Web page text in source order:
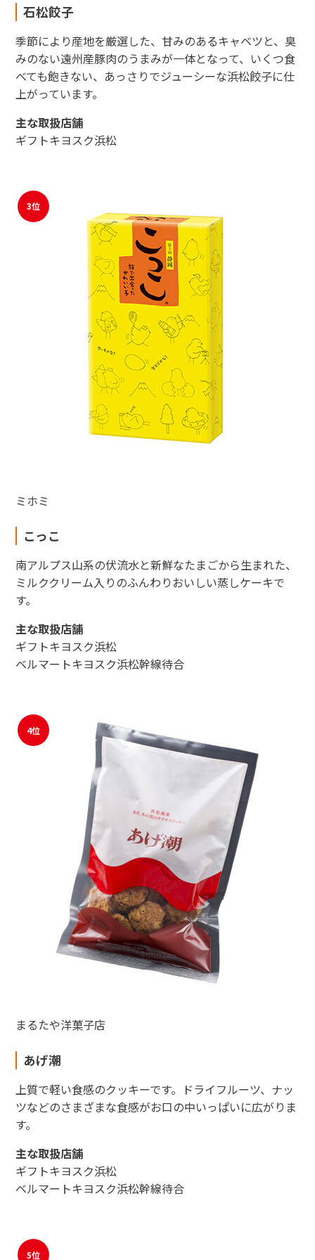
石松餃子
季節により産地を厳選した、甘みのあるキャベツと、臭
みのない遠州産豚肉のうまみが一体となって、いくつ食
べても飽きない、あっさりでジューシーな浜松餃子に仕
上がっています。
主な取扱店舗
ギフトキヨスク浜松
3位
ミホミ
こっこ
南アルプス山系の伏流水と新鮮なたまごから生まれた、
ミルククリーム入りのふんわりおいしい蒸しケーキで
す。
主な取扱店舗
ギフトキヨスク浜松
ベルマートキヨスク浜松幹線待合
4位
まるたや洋菓子店
あげ潮
上質で軽い食感のクッキーです。ドライフルーツ、ナッ
ツなどのさまざまな食感がお口の中いっぱいに広がりま
す。
主な取扱店舗
ギフトキヨスク浜松
ベルマートキヨスク浜松幹線待合
5位